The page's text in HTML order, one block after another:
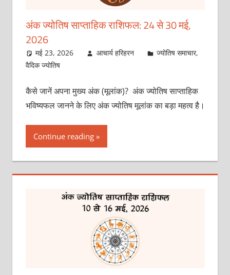
अंक ज्योतिष साप्ताहिक राशिफल: 24 से 30 मई,
2026
मई 23, 2026 आचार्य हरिहरन ज्योतिष समाचार,
वैदिक ज्योतिष
कैसे जानें अपना मुख्य अंक (मूलांक)? अंक ज्योतिष साप्ताहिक
भविष्यफल जानने के लिए अंक ज्योतिष मूलांक का बड़ा महत्व है।
Continue reading